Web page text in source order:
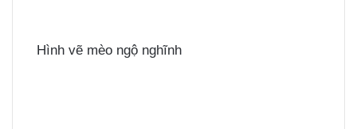
Hình vẽ mèo ngộ nghĩnh